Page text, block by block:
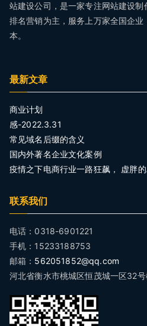
站建设公司，是一家专注网站建设
排名营销为主，服务上万家全国企业
本。
最新文章
商业计划
感-2022.3.31
常见域名后缀的含义
国内外著名企业文化案例
疫情之下电商行业一路狂飙， 虚胖
联系我们
电话：0318-6901221
手机：15233188753
邮箱： 562051852@qq.com
河北省衡水市桃城区恒茂城一区32